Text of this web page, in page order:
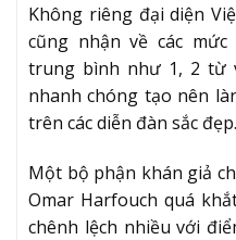
Không riêng đại diện
cũng nhận về các
trung bình như 1, 2 từ
nhanh chóng tạo nên
trên các diễn đàn sắc đẹp.
Một bộ phận khán giả
Omar Harfouch quá
chênh lệch nhiều với